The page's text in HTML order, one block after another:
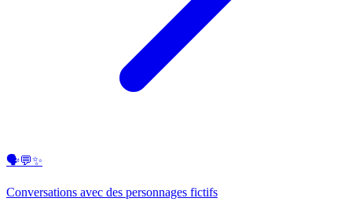
🗣️💬✨
Conversations avec des personnages fictifs